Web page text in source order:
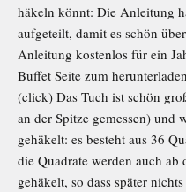
häkeln könnt: Die Anleitung
aufgeteilt, damit es schön
Anleitung kostenlos für ein
Buffet Seite zum
(click) Das Tuch ist schön
an der Spitze gemessen) und
gehäkelt: es besteht aus 36
die Quadrate werden auch
gehäkelt, so dass später